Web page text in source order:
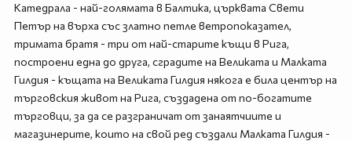
Катедрала - най-голямата в Балтика, църквата Свети
Петър на върха със златно петле ветропоказател,
тримата братя - три от най-старите къщи в Рига,
построени една до друга, сградите на Великата и Малката
Гилдия - къщата на Великата Гилдия някога е била център на
търговския живот на Рига, създадена от по-богатите
търговци, за да се разграничат от занаятчиите и
магазинерите, които на свой ред създали Малката Гилдия -